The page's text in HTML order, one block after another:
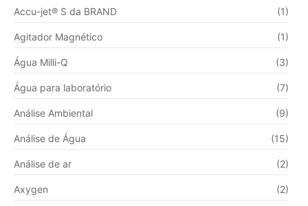
Accu-jet® S da BRAND (1)
Agitador Magnético (1)
Água Milli-Q (3)
Água para laboratório (7)
Análise Ambiental (9)
Análise de Água (15)
Análise de ar (2)
Axygen (2)